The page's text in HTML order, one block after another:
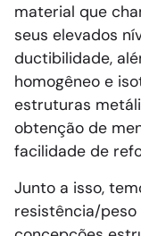
material que
seus elevados
ductibilidade,
homogêneo e
estruturas
obtenção de
facilidade de
Junto a isso,
resistência/